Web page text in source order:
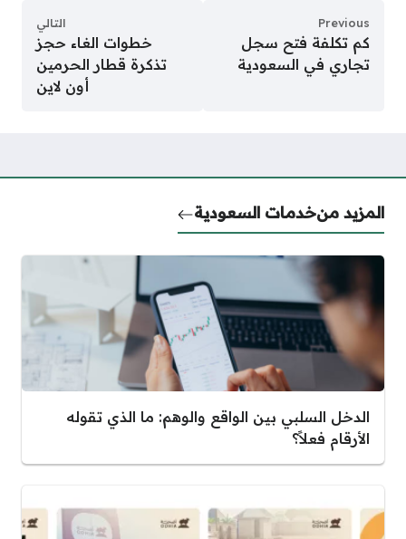
Previous
كم تكلفة فتح سجل
تجاري في السعودية
التالي
خطوات الغاء حجز
تذكرة قطار الحرمين
أون لاين
المزيد منخدمات السعودية
الدخل السلبي بين الواقع والوهم: ما الذي تقوله
الأرقام فعلاً؟